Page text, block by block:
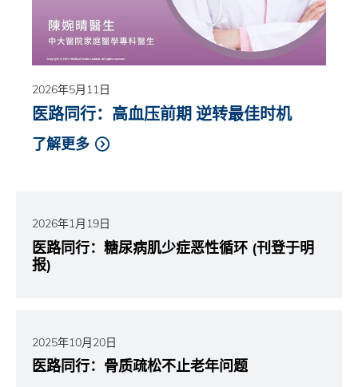
2026年5月11日
医路同行：高血压前期 逆转最佳时机
了解更多
2026年1月19日
医路同行：糖尿病肌少症恶性循环 (刊登于明
报)
2025年10月20日
医路同行：骨质疏松不止老年问题